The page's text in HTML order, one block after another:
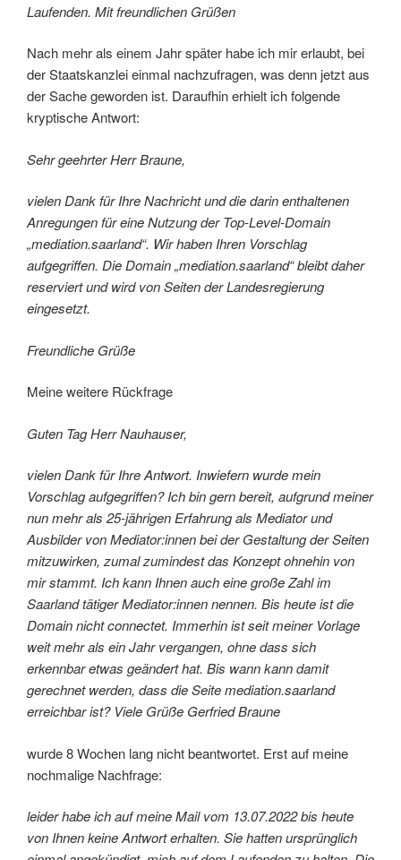
Laufenden. Mit freundlichen Grüßen
Nach mehr als einem Jahr später habe ich mir erlaubt, bei
der Staatskanzlei einmal nachzufragen, was denn jetzt aus
der Sache geworden ist. Daraufhin erhielt ich folgende
kryptische Antwort:
Sehr geehrter Herr Braune,
vielen Dank für Ihre Nachricht und die darin enthaltenen
Anregungen für eine Nutzung der Top-Level-Domain
„mediation.saarland“. Wir haben Ihren Vorschlag
aufgegriffen. Die Domain „mediation.saarland“ bleibt daher
reserviert und wird von Seiten der Landesregierung
eingesetzt.
Freundliche Grüße
Meine weitere Rückfrage
Guten Tag Herr Nauhauser,
vielen Dank für Ihre Antwort. Inwiefern wurde mein
Vorschlag aufgegriffen? Ich bin gern bereit, aufgrund meiner
nun mehr als 25-jährigen Erfahrung als Mediator und
Ausbilder von Mediator:innen bei der Gestaltung der Seiten
mitzuwirken, zumal zumindest das Konzept ohnehin von
mir stammt. Ich kann Ihnen auch eine große Zahl im
Saarland tätiger Mediator:innen nennen. Bis heute ist die
Domain nicht connectet. Immerhin ist seit meiner Vorlage
weit mehr als ein Jahr vergangen, ohne dass sich
erkennbar etwas geändert hat. Bis wann kann damit
gerechnet werden, dass die Seite mediation.saarland
erreichbar ist?Viele Grüße Gerfried Braune
wurde 8 Wochen lang nicht beantwortet. Erst auf meine
nochmalige Nachfrage:
leider habe ich auf meine Mail vom 13.07.2022 bis heute
von Ihnen keine Antwort erhalten. Sie hatten ursprünglich